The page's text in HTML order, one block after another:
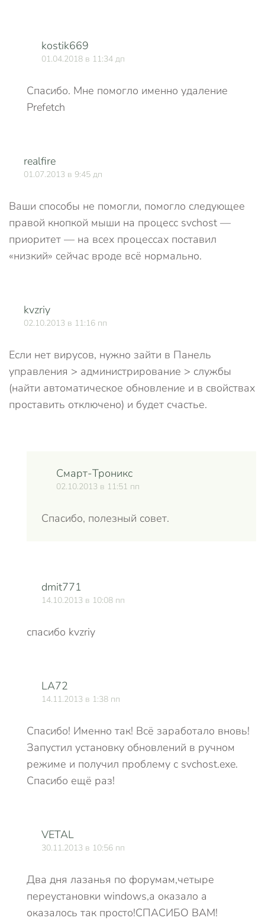
kostik669
01.04.2018 в 11:34 дп
Спасибо. Мне помогло именно удаление
Prefetch
realfire
01.07.2013 в 9:45 дп
Ваши способы не помогли, помогло следующее
правой кнопкой мыши на процесс svchost —
приоритет — на всех процессах поставил
«низкий» сейчас вроде всё нормально.
kvzriy
02.10.2013 в 11:16 пп
Если нет вирусов, нужно зайти в Панель
управления > администрирование > службы
(найти автоматическое обновление и в свойствах
проставить отключено) и будет счастье.
Смарт-Троникс
02.10.2013 в 11:51 пп
Спасибо, полезный совет.
dmit771
14.10.2013 в 10:08 пп
спасибо kvzriy
LA72
14.11.2013 в 1:38 пп
Спасибо! Именно так! Всё заработало вновь!
Запустил установку обновлений в ручном
режиме и получил проблему с svchost.exe.
Спасибо ещё раз!
VETAL
30.11.2013 в 10:56 пп
Два дня лазанья по форумам,четыре
переустановки windows,а оказало а
оказалось так просто!СПАСИБО ВАМ!